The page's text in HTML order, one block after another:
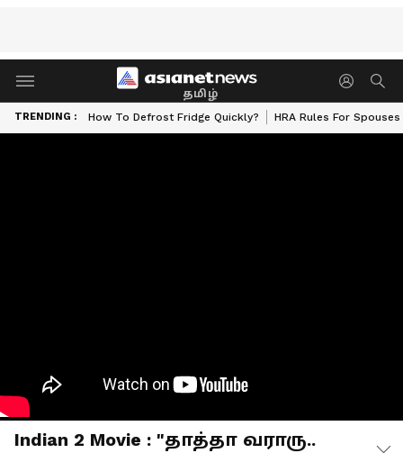
தமிழ்
TRENDING : How To Defrost Fridge Quickly? HRA Rules For Spouses
Indian 2 Movie : "தாத்தா வராரு..